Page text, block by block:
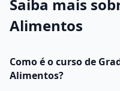
Saiba mais
Alimentos
Como é o curso de
Alimentos?